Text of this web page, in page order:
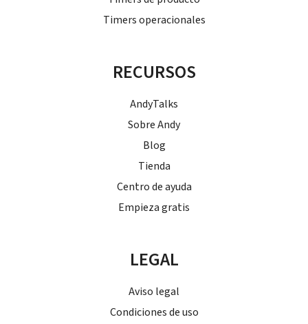
Timers operacionales
RECURSOS
AndyTalks
Sobre Andy
Blog
Tienda
Centro de ayuda
Empieza gratis
LEGAL
Aviso legal
Condiciones de uso